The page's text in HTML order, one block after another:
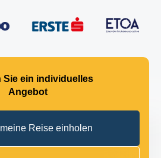
Sie ein individuelles
Angebot
Reise einholen